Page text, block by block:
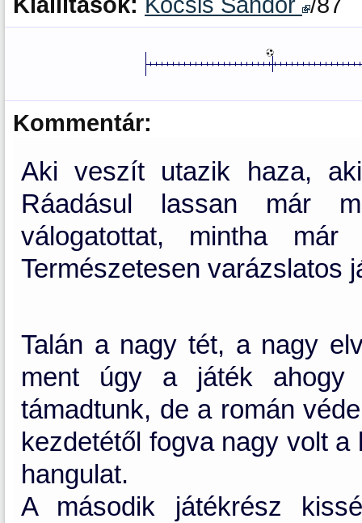
Kommentár:
Aki veszít utazik haza,
Ráadásul lassan már
válogatottat, mintha
Természetesen varázslatos
Talán a nagy tét, a nagy
ment úgy a játék ahogy
támadtunk, de a román
kezdetétől fogva nagy volt
hangulat.
A második játékrész